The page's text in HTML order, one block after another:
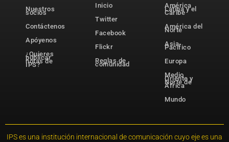
Nuestros
socios
Contáctenos
Apóyenos
¿Quieres
publicar
notas de
IPS?
Inicio
Twitter
Facebook
Flickr
Reglas de
comunidad
América
Latina y el
Caribe
América del
Norte
Asia-
Pacífico
Europa
Medio
Oriente y
Norte de
África
Mundo
IPS es una institución internacional de comunicación cuyo eje es una